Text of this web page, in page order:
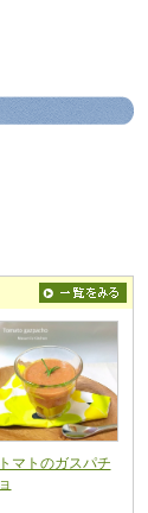
トマトのガスパチ
ョ